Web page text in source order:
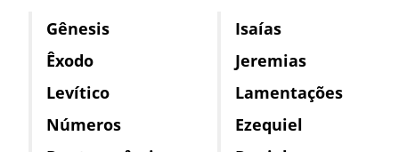
Gênesis
Êxodo
Levítico
Números
Isaías
Jeremias
Lamentações
Ezequiel